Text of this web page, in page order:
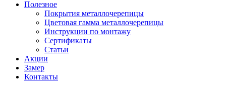
Полезное
Покрытия металлочерепицы
Цветовая гамма металлочерепицы
Инструкции по монтажу
Сертификаты
Статьи
Акции
Замер
Контакты